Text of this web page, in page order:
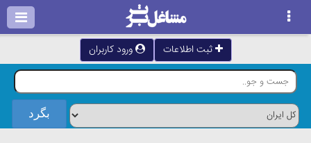
ثبت اطلاعات ورود کاربران